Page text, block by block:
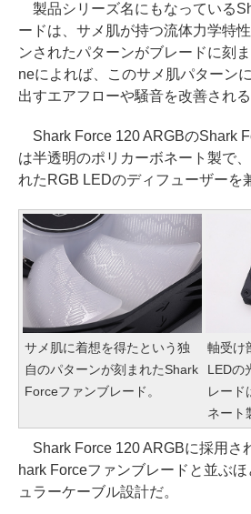
製品シリーズ名にもなっている
ードは、サメ肌が持つ流体力学特
ンされたパターンがブレードに刻
neによれば、このサメ肌パターン
出すエアフローや騒音を改善される
Shark Force 120 ARGBのShark
は半透明のポリカーボネート製で
れたRGB LEDのディフューザーを
サメ肌に着想を得たという独
自のパターンが刻まれたShark
Forceファンブレード。
軸受け
LEDの
レード
ネート
Shark Force 120 ARGBに採用さ
hark Forceファンブレードと並ぶ
ュラーケーブル設計だ。